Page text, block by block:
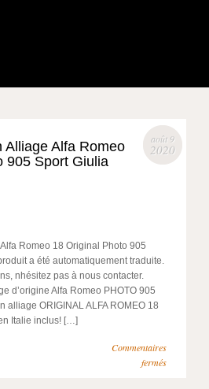
août 9
2020
Alliage Alfa Romeo
905 Sport Giulia
Romeo 18 Original Photo 905
a été automatiquement traduite.
nhésitez pas à nous contacter.
d’origine Alfa Romeo PHOTO 905
alliage ORIGINAL ALFA ROMEO 18
Italie inclus! […]
Commentaires
fermés